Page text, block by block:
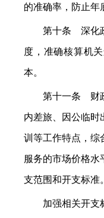
的准确率，防止年
第十条 深化政
度，准确核算机
本。
第十一条 财政
内差旅、因公临时
训等工作特点，综
服务的市场价格水
支范围和开支标准。
加强相关开支标